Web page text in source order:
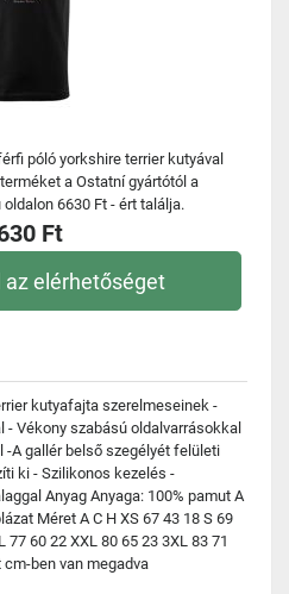
póló yorkshire terrier kutyával
a Ostatní gyártótól a
6630 Ft - ért találja.
Ft
az elérhetőséget
kutyafajta szerelmeseinek -
- Vékony szabású oldalvarrásokkal
-A gallér belső szegélyét felületi
ki - Szilikonos kezelés -
Anyag Anyaga: 100% pamut A
Méret A C H XS 67 43 18 S 69
77 60 22 XXL 80 65 23 3XL 83 71
ben van megadva